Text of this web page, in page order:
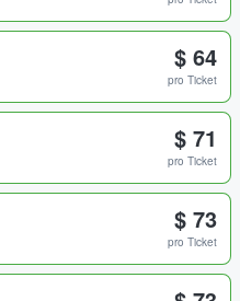
$ 64
pro Ticket
$ 71
pro Ticket
$ 73
pro Ticket